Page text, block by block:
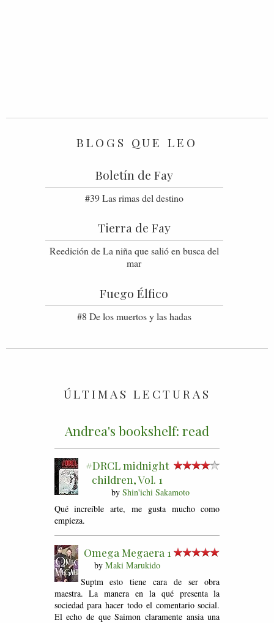
BLOGS QUE LEO
Boletín de Fay
#39 Las rimas del destino
Tierra de Fay
Reedición de La niña que salió en busca del
mar
Fuego Élfico
#8 De los muertos y las hadas
ÚLTIMAS LECTURAS
Andrea's bookshelf: read
#DRCL midnight
children, Vol. 1
by Shin'ichi Sakamoto
Qué increíble arte, me gusta mucho como
empieza.
Omega Megaera 1
by Maki Marukido
Suptm esto tiene cara de ser obra
maestra. La manera en la qué presenta la
sociedad para hacer todo el comentario social.
El echo de que Saimon claramente ansia una